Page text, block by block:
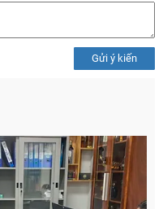
Gửi ý kiến